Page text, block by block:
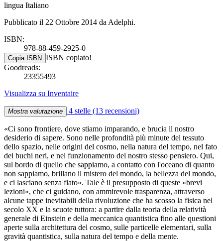
lingua Italiano
Pubblicato il 22 Ottobre 2014 da Adelphi.
ISBN:
978-88-459-2925-0
Copia ISBN ISBN copiato!
Goodreads:
23355493
Visualizza su Inventaire
Mostra valutazione 4 stelle (13 recensioni)
«Ci sono frontiere, dove stiamo imparando, e brucia il nostro
desiderio di sapere. Sono nelle profondità più minute del tessuto
dello spazio, nelle origini del cosmo, nella natura del tempo, nel fato
dei buchi neri, e nel funzionamento del nostro stesso pensiero. Qui,
sul bordo di quello che sappiamo, a contatto con l'oceano di quanto
non sappiamo, brillano il mistero del mondo, la bellezza del mondo,
e ci lasciano senza fiato». Tale è il presupposto di queste «brevi
lezioni», che ci guidano, con ammirevole trasparenza, attraverso
alcune tappe inevitabili della rivoluzione che ha scosso la fisica nel
secolo XX e la scuote tuttora: a partire dalla teoria della relatività
generale di Einstein e della meccanica quantistica fino alle questioni
aperte sulla architettura del cosmo, sulle particelle elementari, sulla
gravità quantistica, sulla natura del tempo e della mente.